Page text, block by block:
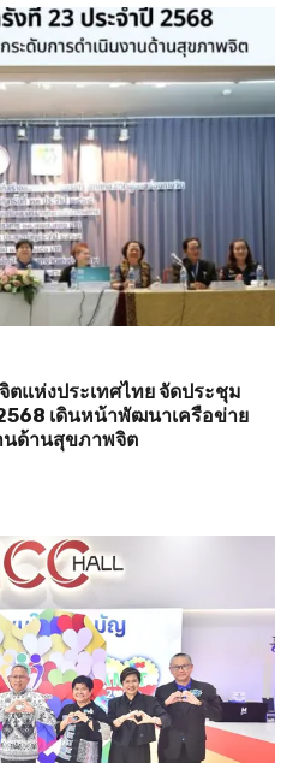
แห่งประเทศไทย จัดประชุม
เดินหน้าพัฒนาเครือข่าย
นด้านสุขภาพจิต